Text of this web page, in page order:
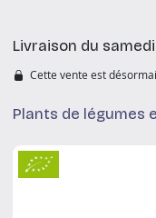
Livraison du
Cette vente est
Plants de légumes